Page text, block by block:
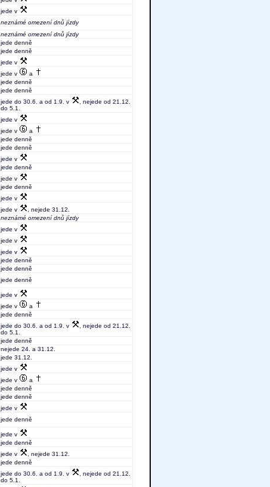
jede v
neznámé omezení dnů jízdy
neznámé omezení dnů jízdy
jede denně
jede denně
jede v
jede v
a
jede denně
jede denně
jede do 30.6. a od 1.9. v
, nejede od 21.12.
do 5.1.
jede v
jede v
a
jede denně
jede denně
jede v
jede denně
jede v
jede denně
jede v
jede v
, nejede 31.12.
neznámé omezení dnů jízdy
jede v
jede v
jede v
jede denně
jede denně
jede denně
jede v
jede v
a
jede denně
jede do 30.6. a od 1.9. v
, nejede od 21.12.
do 5.1.
jede denně
nejede 24. a 31.12.
jede 31.12.
jede v
jede v
a
jede denně
jede denně
jede v
jede denně
jede v
jede denně
jede v
, nejede 31.12.
jede denně
jede do 30.6. a od 1.9. v
, nejede od 21.12.
do 5.1.